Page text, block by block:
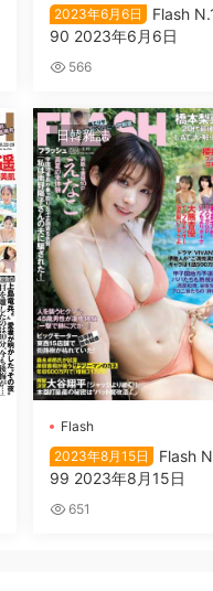
2023年6月6日
Flash
90 2023年6月6日
566
日韓雜誌
Flash
2023年8月15日
Flash
99 2023年8月15日
651